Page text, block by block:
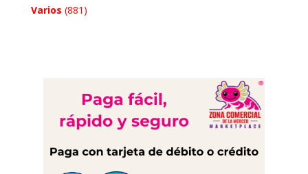
Varios (881)